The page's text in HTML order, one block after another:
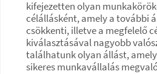
kifejezetten olyan
célállásként, amely a további
csökkenti, illetve a megfelelő
kiválasztásával nagyobb
találhatunk olyan állást,
sikeres munkavállalás